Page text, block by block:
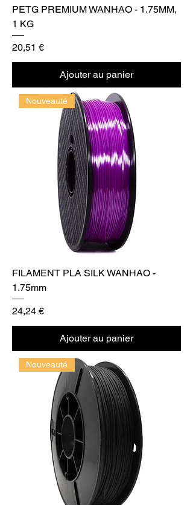
PETG PREMIUM WANHAO - 1.75MM,
1 KG
Prix
20,51 €
Ajouter au panier
Nouveauté
FILAMENT PLA SILK WANHAO -
1.75mm
Prix
24,24 €
Ajouter au panier
Nouveauté